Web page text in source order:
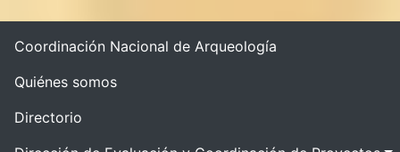
Coordinación Nacional de Arqueología
Quiénes somos
Directorio